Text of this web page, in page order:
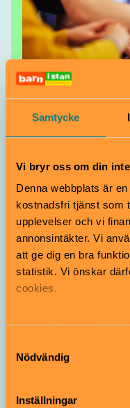
Samtycke
Vi bryr oss om din
Denna webbplats är
kostnadsfri tjänst som
upplevelser och vi
annonsintäkter. Vi
att ge dig en bra
statistik. Vi önskar
cookies.
samt tillhandahålla
vidarebefordrar även
information från din
annons- och
Nödvändig
Inställningar
Höstlovet
konsthallar!
skoj som
Upptäck
hemligheter